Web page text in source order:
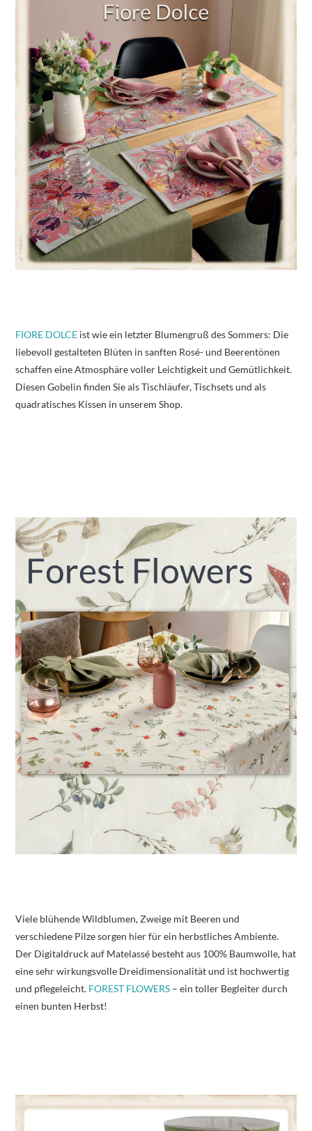
FIORE DOLCE ist wie ein letzter Blumengruß des Sommers: Die
liebevoll gestalteten Blüten in sanften Rosé- und Beerentönen
schaffen eine Atmosphäre voller Leichtigkeit und Gemütlichkeit.
Diesen Gobelin finden Sie als Tischläufer, Tischsets und als
quadratisches Kissen in unserem Shop.
Viele blühende Wildblumen, Zweige mit Beeren und
verschiedene Pilze sorgen hier für ein herbstliches Ambiente.
Der Digitaldruck auf Matelassé besteht aus 100% Baumwolle, hat
eine sehr wirkungsvolle Dreidimensionalität und ist hochwertig
und pflegeleicht. FOREST FLOWERS – ein toller Begleiter durch
einen bunten Herbst!